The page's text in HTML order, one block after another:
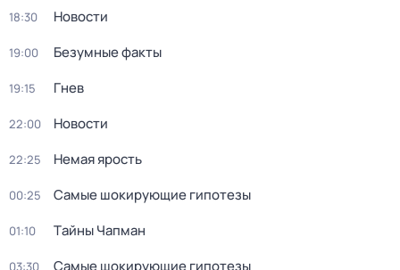
18:30 Новости
19:00 Безумные факты
19:15 Гнев
22:00 Новости
22:25 Немая ярость
00:25 Самые шoкиpующие гипотезы
01:10 Тaйны Чапман
03:30 Самые шoкиpующие гипотезы